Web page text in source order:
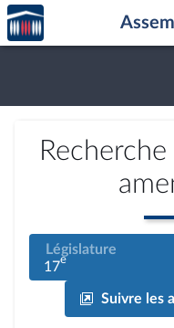
Aller au contenu
Aller en bas de la page
Accèder
à la
page
Législature
17e
Suivre les